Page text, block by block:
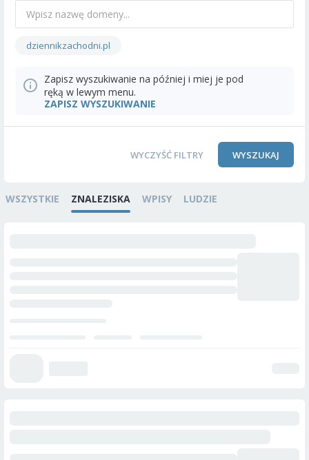
dziennikzachodni.pl
Zapisz wyszukiwanie na później i miej je pod
ręką w lewym menu.
ZAPISZ WYSZUKIWANIE
WYCZYŚĆ FILTRY WYSZUKAJ
WSZYSTKIE ZNALEZISKA WPISY LUDZIE